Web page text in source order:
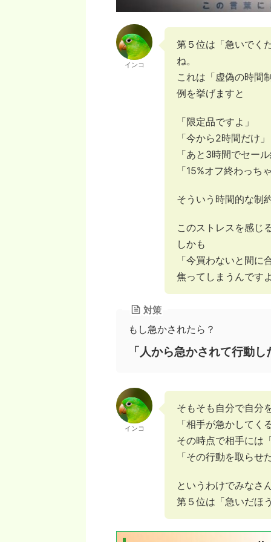
インコ
第５位は「急いでく
ね。
これは「虚偽の時間
例を挙げますと
「限定品ですよ」
「今から2時間だけ」
「あと3時間でセー
「15%オフ終わっち
そういう時間的な制
このストレスを感じ
しかも
「今買わないと間
焦ってしまうんです
対策
もし急かされたら？
「人から急かされて行動
インコ
そもそも自分で自分
「相手が急かして
その時点で相手には
「その行動を取ら
というわけでみなさ
第５位は「急いだほ